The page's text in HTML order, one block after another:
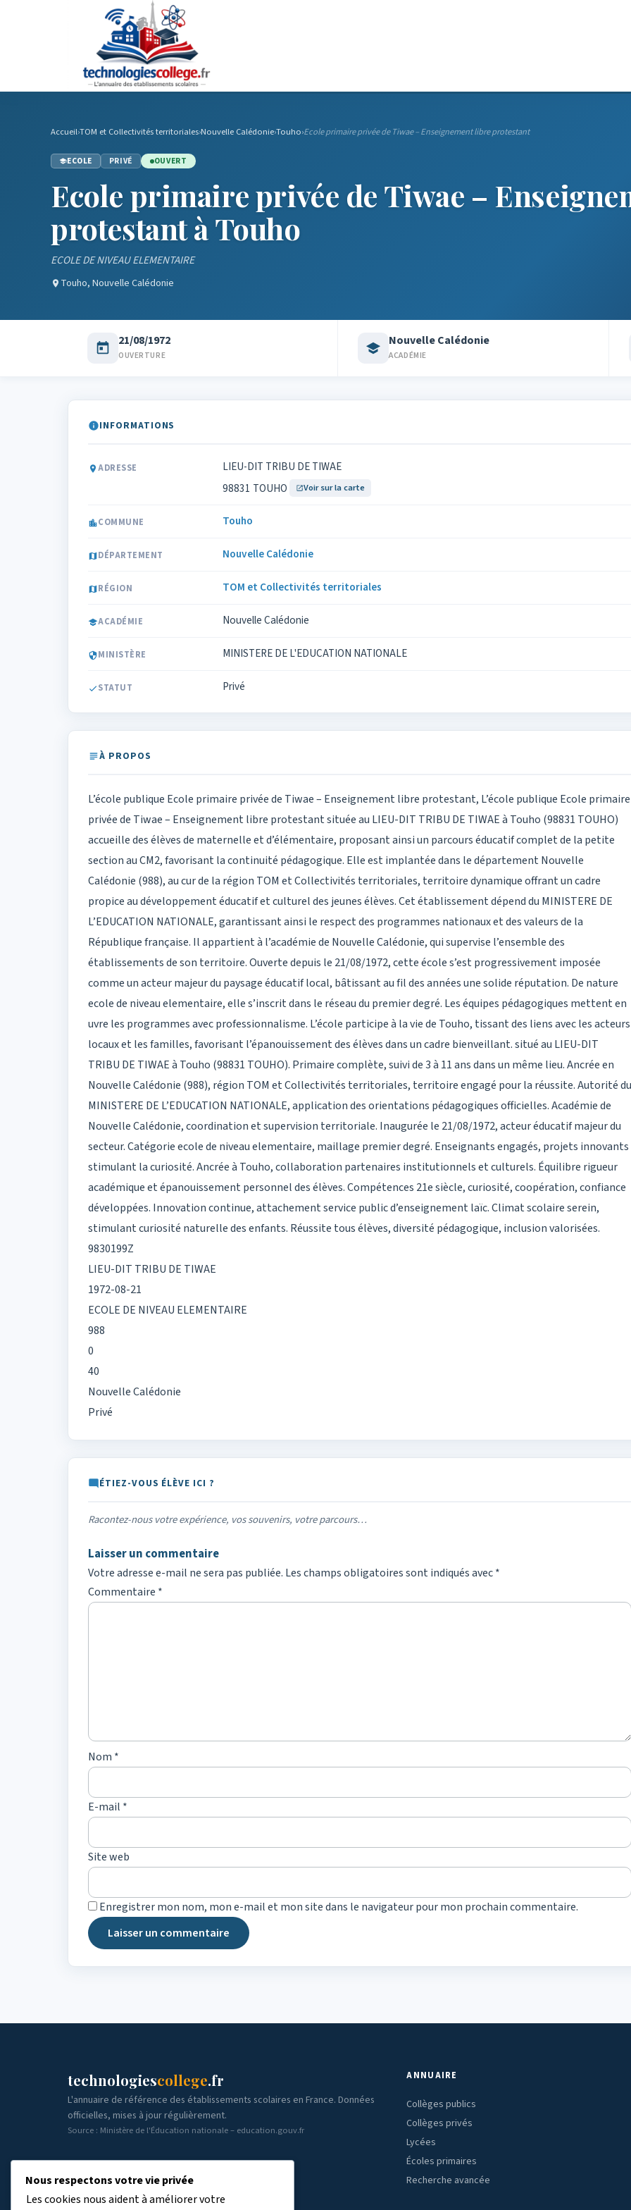
Accueil›TOM et Collectivités territoriales›Nouvelle Calédonie›Touho›Ecole primaire privée de Tiwae – Enseignement libre protestant
ECOLE PRIVÉ OUVERT
Ecole primaire privée de Tiwae –
protestant à Touho
ECOLE DE NIVEAU ELEMENTAIRE
Touho, Nouvelle Calédonie
21/08/1972
OUVERTURE
Nouvelle Calédonie
ACADÉMIE
INFORMATIONS
ADRESSE
LIEU-DIT TRIBU DE TIWAE
98831 TOUHO
Voir sur la carte
COMMUNE Touho
DÉPARTEMENT Nouvelle Calédonie
RÉGION TOM et Collectivités territoriales
ACADÉMIE Nouvelle Calédonie
MINISTÈRE MINISTERE DE L'EDUCATION NATIONALE
STATUT Privé
À PROPOS
L’école publique Ecole primaire privée de Tiwae – Enseignement libre protestant, L’école publique Ecole primaire
privée de Tiwae – Enseignement libre protestant située au LIEU-DIT TRIBU DE TIWAE à Touho (98831 TOUHO)
accueille des élèves de maternelle et d’élémentaire, proposant ainsi un parcours éducatif complet de la petite
section au CM2, favorisant la continuité pédagogique. Elle est implantée dans le département Nouvelle
Calédonie (988), au cur de la région TOM et Collectivités territoriales, territoire dynamique offrant un cadre
propice au développement éducatif et culturel des jeunes élèves. Cet établissement dépend du MINISTERE DE
L’EDUCATION NATIONALE, garantissant ainsi le respect des programmes nationaux et des valeurs de la
République française. Il appartient à l’académie de Nouvelle Calédonie, qui supervise l’ensemble des
établissements de son territoire. Ouverte depuis le 21/08/1972, cette école s’est progressivement imposée
comme un acteur majeur du paysage éducatif local, bâtissant au fil des années une solide réputation. De nature
ecole de niveau elementaire, elle s’inscrit dans le réseau du premier degré. Les équipes pédagogiques mettent en
uvre les programmes avec professionnalisme. L’école participe à la vie de Touho, tissant des liens avec les acteurs
locaux et les familles, favorisant l’épanouissement des élèves dans un cadre bienveillant. situé au LIEU-DIT
TRIBU DE TIWAE à Touho (98831 TOUHO). Primaire complète, suivi de 3 à 11 ans dans un même lieu. Ancrée en
Nouvelle Calédonie (988), région TOM et Collectivités territoriales, territoire engagé pour la réussite. Autorité du
MINISTERE DE L’EDUCATION NATIONALE, application des orientations pédagogiques officielles. Académie de
Nouvelle Calédonie, coordination et supervision territoriale. Inaugurée le 21/08/1972, acteur éducatif majeur du
secteur. Catégorie ecole de niveau elementaire, maillage premier degré. Enseignants engagés, projets innovants
stimulant la curiosité. Ancrée à Touho, collaboration partenaires institutionnels et culturels. Équilibre rigueur
académique et épanouissement personnel des élèves. Compétences 21e siècle, curiosité, coopération, confiance
développées. Innovation continue, attachement service public d’enseignement laïc. Climat scolaire serein,
stimulant curiosité naturelle des enfants. Réussite tous élèves, diversité pédagogique, inclusion valorisées.
9830199Z
LIEU-DIT TRIBU DE TIWAE
1972-08-21
ECOLE DE NIVEAU ELEMENTAIRE
988
0
40
Nouvelle Calédonie
Privé
ÉTIEZ-VOUS ÉLÈVE ICI ?
Racontez-nous votre expérience, vos souvenirs, votre parcours…
Laisser un commentaire
Votre adresse e-mail ne sera pas publiée. Les champs obligatoires sont indiqués avec*
Commentaire *
Nom *
E-mail *
Site web
Enregistrer mon nom, mon e-mail et mon site dans le navigateur pour mon prochain commentaire.
technologiescollege.fr
L'annuaire de référence des établissements scolaires en France. Données
officielles, mises à jour régulièrement.
Source : Ministère de l'Éducation nationale – education.gouv.fr
ANNUAIRE
Collèges publics
Collèges privés
Lycées
Écoles primaires
Recherche avancée
Nous respectons votre vie privée
Les cookies nous aident à améliorer votre